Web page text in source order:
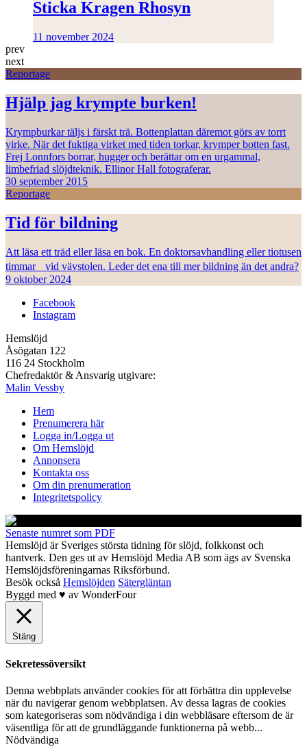
Sticka Kragen Rhosyn
11 november 2024
prev
next
Reportage
Hjälp jag krympte burken!
Krympburkar täljs i färskt trä. Bottenplattan däremot görs av torrt
virke. När det fuktiga virket med tiden torkar, krymper botten fast.
Frej Lonnfors borrar, hugger och berättar om en urgammal,
limbefriad slöjdteknik. Ellinor Hall fotograferar.
30 september 2015
Reportage
Tid för bildning
Att läsa ett träd eller läsa en bok. En doktorsavhandling eller tiotusen
timmar vid vävstolen. Leder det ena till mer bildning än det andra?
9 oktober 2024
Facebook
Instagram
Hemslöjd
Åsögatan 122
116 24 Stockholm
Chefredaktör & Ansvarig utgivare:
Malin Vessby
Hem
Prenumerera här
Logga in/Logga ut
Om Hemslöjd
Annonsera
Kontakta oss
Om din prenumeration
Integritetspolicy
Senaste numret som PDF
Hemslöjd är Sveriges största tidning för slöjd, folkkonst och
hantverk. Den ges ut av Hemslöjd Media AB som ägs av Svenska
Hemslöjdsföreningarnas Riksförbund.
Besök också Hemslöjden Sätergläntan
Byggd med ♥ av WonderFour
Stäng
Sekretessöversikt
Denna webbplats använder cookies för att förbättra din upplevelse
när du navigerar genom webbplatsen. Av dessa lagras de cookies
som kategoriseras som nödvändiga i din webbläsare eftersom de är
väsentliga för att de grundläggande funktionerna på webb...
Nödvändiga